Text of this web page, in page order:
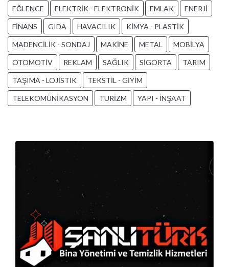
EĞLENCE ELEKTRİK - ELEKTRONİK EMLAK ENERJİ
FİNANS GIDA HAVACILIK KİMYA - PLASTİK
MADENCİLİK - SONDAJ MAKİNE METAL MOBİLYA
OTOMOTİV REKLAM SAĞLIK SİGORTA TARIM
TAŞIMA - LOJİSTİK TEKSTİL - GİYİM
TELEKOMÜNİKASYON TURİZM YAPI - İNŞAAT